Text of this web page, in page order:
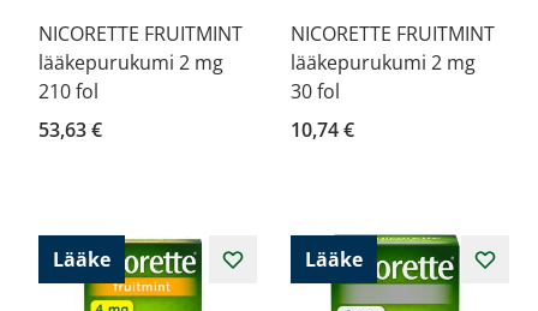
NICORETTE FRUITMINT
lääkepurukumi 2 mg
210 fol
53,63 €
NICORETTE FRUITMINT
lääkepurukumi 2 mg
30 fol
10,74 €
Lääke Lääke